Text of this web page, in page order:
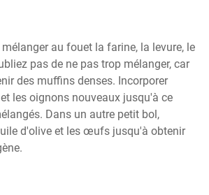
au fouet la farine, la levure, le
pas de ne pas trop mélanger, car
des muffins denses. Incorporer
les oignons nouveaux jusqu'à ce
Dans un autre petit bol,
d'olive et les œufs jusqu'à obtenir